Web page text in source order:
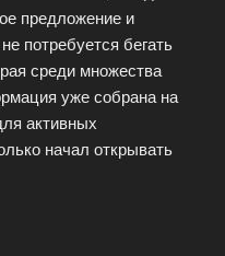
предложение и
потребуется бегать
среди множества
уже собрана на
активных
начал открывать